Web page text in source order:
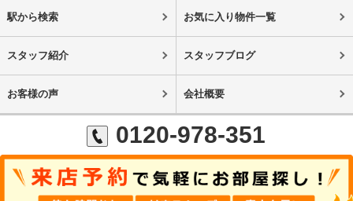
駅から検索 お気に入り物件一覧
スタッフ紹介 スタッフブログ
お客様の声 会社概要
0120-978-351